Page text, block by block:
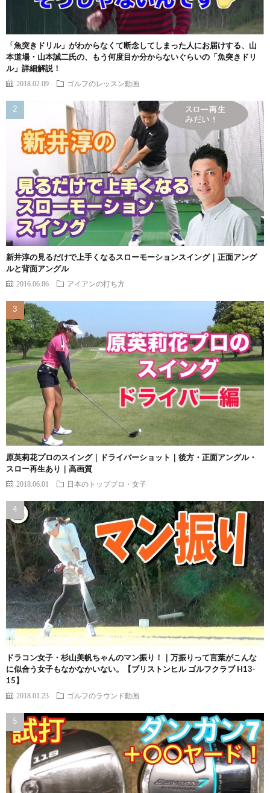
「魚突きドリル」がわからなくて断念してしまった人にお届けする、山
本道場・山本誠二氏の、もう何度目か分からないぐらいの「魚突きドリ
ル」詳細解説！
2018.02.09 ゴルフのレッスン動画
新井淳の見るだけで上手くなるスローモーションスイング｜正面アング
ルと背面アングル
2016.06.06 アイアンの打ち方
原英莉花プロのスイング｜ドライバーショット｜後方・正面アングル・
スロー再生あり｜高画質
2018.06.01 日本のトッププロ・女子
ドラコン女子・杉山美帆ちゃんのマン振り！｜万振りって言葉がこんな
に似合う女子もなかなかいない。【ブリストンヒル ゴルフクラブ H13-
15】
2018.01.23 ゴルフのラウンド動画